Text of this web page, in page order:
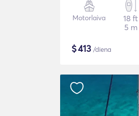
Motorlaiva
18 ft
5 m
$413 /diena